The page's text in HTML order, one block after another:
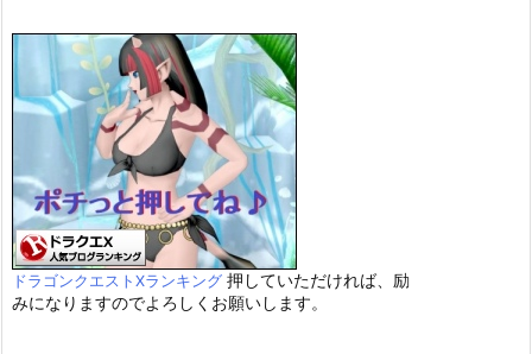
ドラゴンクエストXランキング 押していただければ、励
みになりますのでよろしくお願いします。